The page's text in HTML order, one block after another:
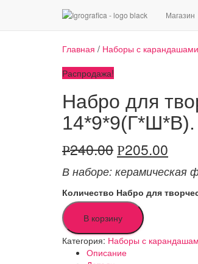
Магазин
Главная / Наборы с карандашами
Распродажа!
Набро для
14*9*9(Г*Ш*В).
Р240.00 Р205.00
В наборе: керамическая
Количество Набро для
В корзину
Категория: Наборы с
Описание